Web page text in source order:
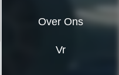
Over Ons
Vr